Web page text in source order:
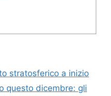
stratosferico a inizio
questo dicembre: gli